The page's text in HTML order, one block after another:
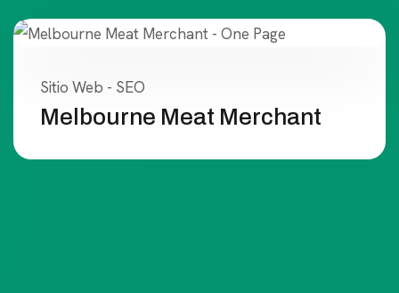
Sitio Web - SEO
Melbourne Meat Merchant